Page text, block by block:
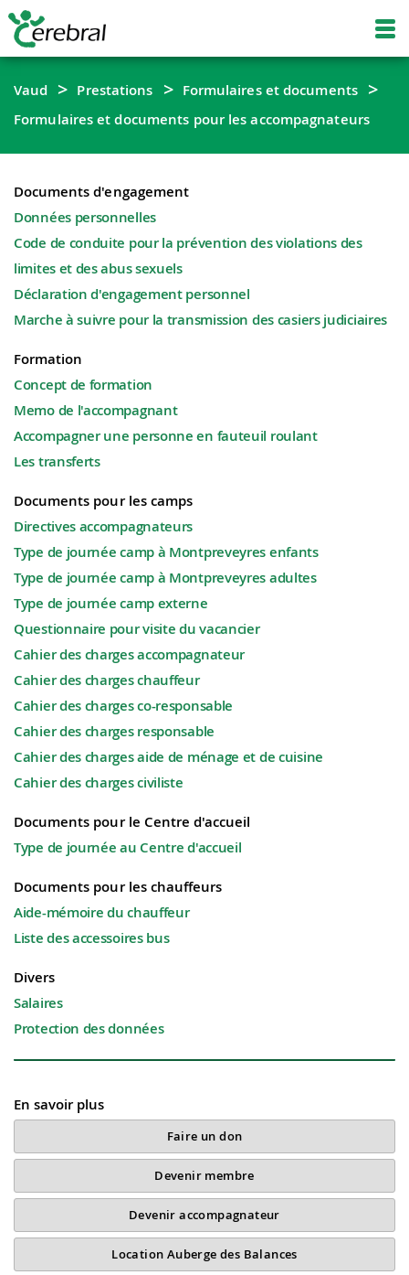
Vaud Prestations
Formulaires et documents
Formulaires et documents pour les accompagnateurs
Documents d'engagement
Données personnelles
Code de conduite pour la prévention des violations des
limites et des abus sexuels
Déclaration d'engagement personnel
Marche à suivre pour la transmission des casiers judiciaires
Formation
Concept de formation
Memo de l'accompagnant
Accompagner une personne en fauteuil roulant
Les transferts
Documents pour les camps
Directives accompagnateurs
Type de journée camp à Montpreveyres enfants
Type de journée camp à Montpreveyres adultes
Type de journée camp externe
Questionnaire pour visite du vacancier
Cahier des charges accompagnateur
Cahier des charges chauffeur
Cahier des charges co-responsable
Cahier des charges responsable
Cahier des charges aide de ménage et de cuisine
Cahier des charges civiliste
Documents pour le Centre d'accueil
Type de journée au Centre d'accueil
Documents pour les chauffeurs
Aide-mémoire du chauffeur
Liste des accessoires bus
Divers
Salaires
Protection des données
En savoir plus
Faire un don
Devenir membre
Devenir accompagnateur
Location Auberge des Balances